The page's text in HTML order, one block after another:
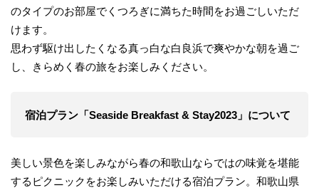
のタイプのお部屋でくつろぎに満ちた時間をお過ごしいただ
けます。
思わず駆け出したくなる真っ白な白良浜で爽やかな朝を過ご
し、きらめく春の旅をお楽しみください。
宿泊プラン「Seaside Breakfast & Stay2023」 について
美しい景色を楽しみながら春の和歌山ならではの味覚を堪能
するピクニックをお楽しみいただける宿泊プラン。和歌山県